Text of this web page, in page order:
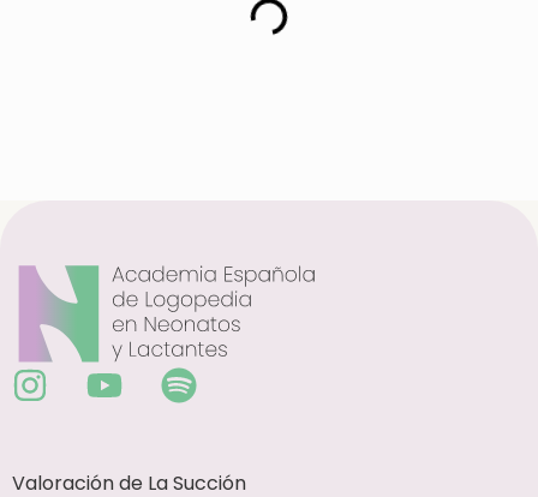
Valoración de La Succión